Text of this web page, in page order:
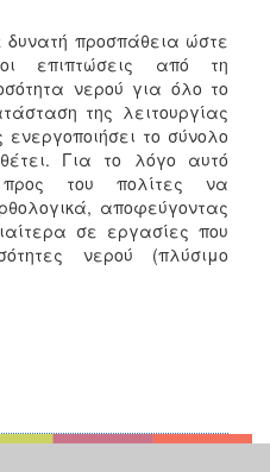
προσπάθεια ώστε
επιπτώσεις από τη
νερού για όλο το
της λειτουργίας
ενεργοποιήσει το σύνολο
Για το λόγο αυτό
προς του πολίτες να
αποφεύγοντας
σε εργασίες που
νερού (πλύσιμο